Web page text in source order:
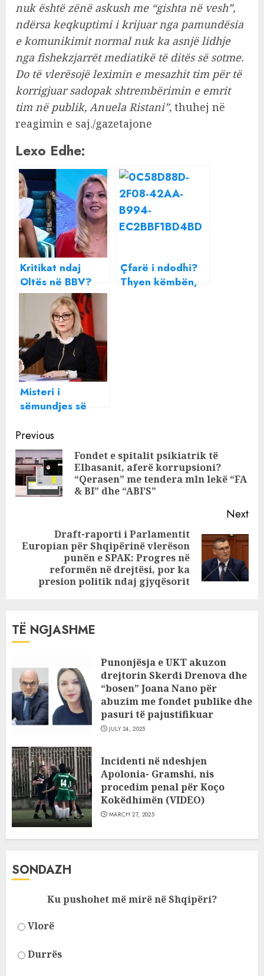
nuk është zënë askush me “gishta në vesh”,
ndërsa keqkuptimi i krijuar nga pamundësia
e komunikimit normal nuk ka asnjë lidhje
nga fishekzjarrët mediatikë të ditës së sotme.
Do të vlerësojë leximin e mesazhit tim për të
korrigjuar sadopak shtrembërimin e emrit
tim në publik, Anuela Ristani”, thuhej në
reagimin e saj./gazetajone
Lexo Edhe:
Kritikat ndaj
Oltës në BBV?
Gerta Gixhari
thyen heshtjen:
Po abuzohet,
njerëzit nuk e
kuptojnë çfarë
po shkaktojnë
Çfarë i ndodhi?
Thyen këmbën,
Misteri i
sëmundjes së
papritur e
besuara e Ramës
Continue
Reading
Previous
Fondet e spitalit psikiatrik të
Elbasanit, aferë korrupsioni?
“Qerasen” me tendera mln lekë “FA
& BI” dhe “ABI’S”
Next
Next
Draft-raporti i Parlamentit
Europian për Shqipërinë vlerëson
punën e SPAK: Progres në
reformën në drejtësi, por ka
presion politik ndaj gjyqësorit
TË NGJASHME
Punonjësja e UKT akuzon
drejtorin Skerdi Drenova dhe
“bosen” Joana Nano për
abuzim me fondet publike dhe
pasuri të pajustifikuar
JULY 24, 2025
Incidenti në ndeshjen
Apolonia- Gramshi, nis
procedim penal për Koço
Kokëdhimën (VIDEO)
MARCH 27, 2025
SONDAZH
Ku pushohet më mirë në Shqipëri?
Vlorë
Durrës